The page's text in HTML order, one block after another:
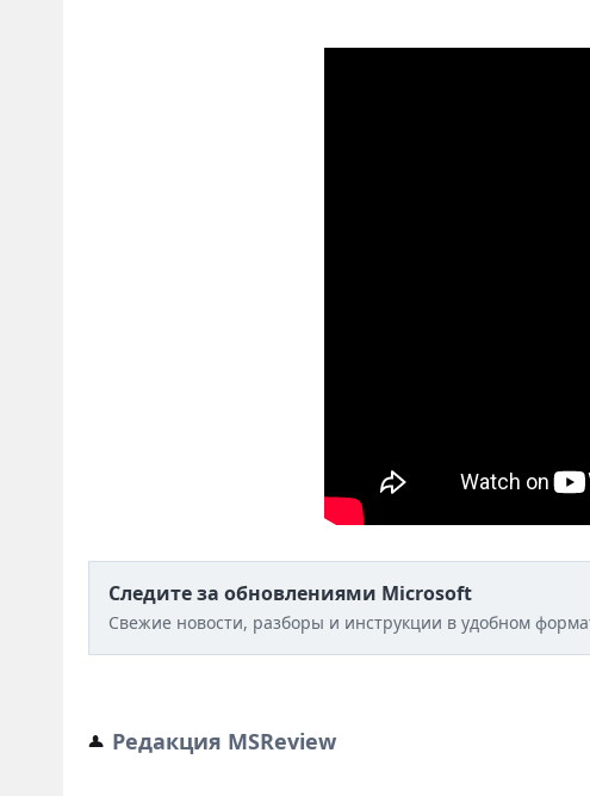
Следите за обновлениями Microsoft
Свежие новости, разборы и инструкции в удобном
Редакция MSReview